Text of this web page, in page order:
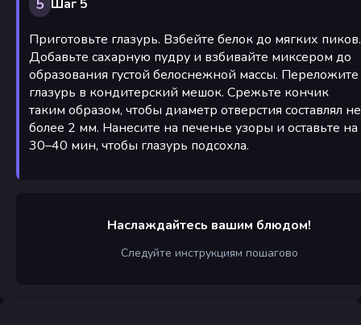
5 Шаг 5
Приготовьте глазурь. Взбейте белок до мягких пиков.
Добавьте сахарную пудру и взбивайте миксером до
образования густой белоснежной массы. Переложите
глазурь в кондитерский мешок. Срежьте кончик
таким образом, чтобы диаметр отверстия составлял не
более 2 мм. Нанесите на печенье узоры и оставьте на
30–40 мин, чтобы глазурь подсохла.
Наслаждайтесь вашим блюдом!
Следуйте инструкциям пошагово